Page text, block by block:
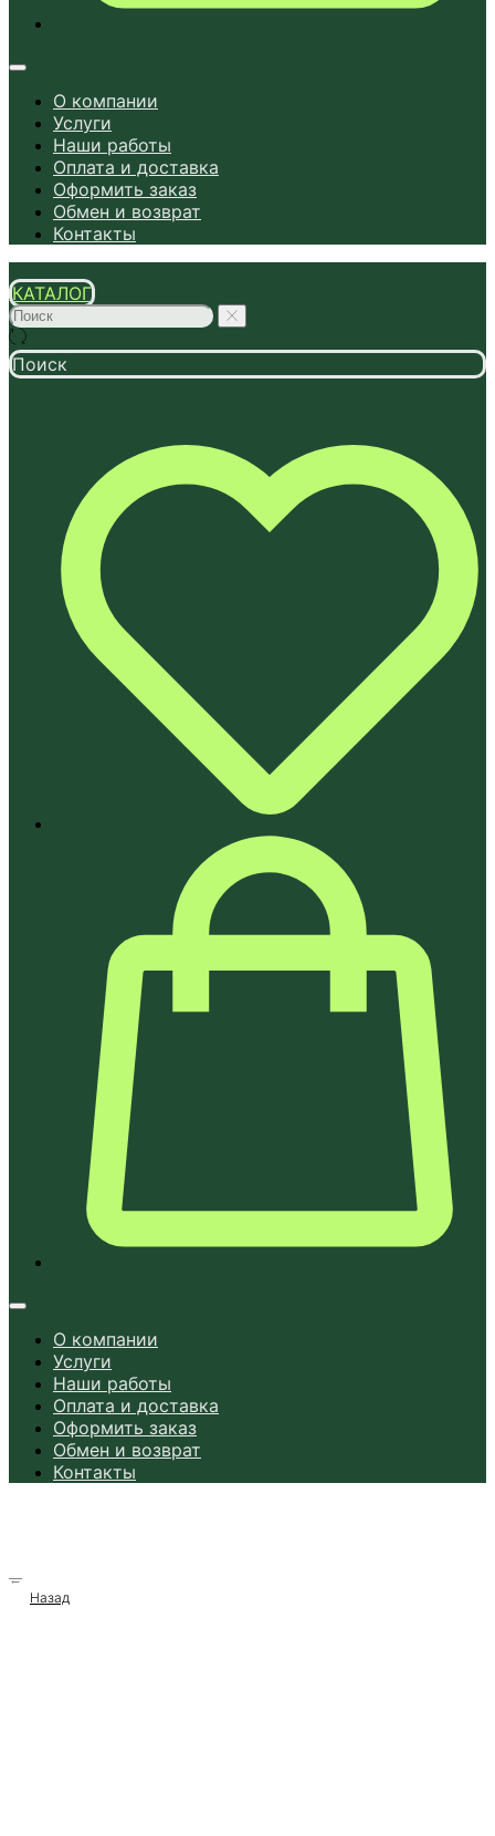
О компании
Услуги
Наши работы
Оплата и доставка
Оформить заказ
Обмен и возврат
Контакты
КАТАЛОГ
Поиск
О компании
Услуги
Наши работы
Оплата и доставка
Оформить заказ
Обмен и возврат
Контакты
→
Назад